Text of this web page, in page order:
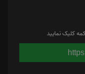
کلیک نمایید